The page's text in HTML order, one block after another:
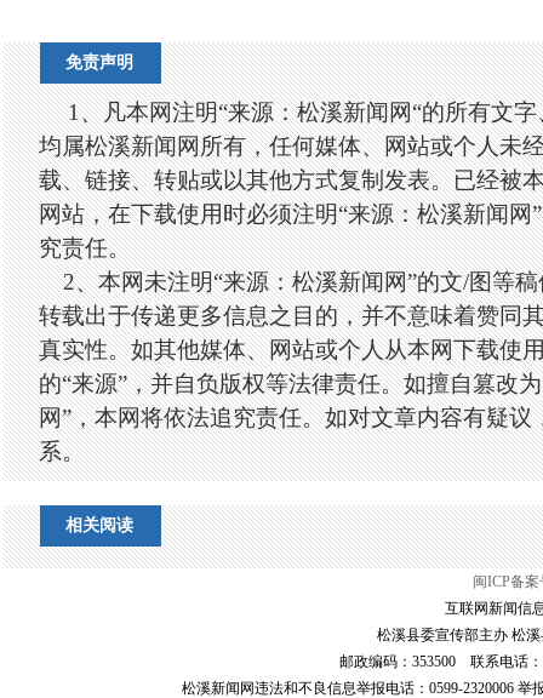
免责声明
1、凡本网注明“来源：松溪新闻网“的所有文
均属松溪新闻网所有，任何媒体、网站或个人未
载、链接、转贴或以其他方式复制发表。已经被
网站，在下载使用时必须注明“来源：松溪新闻网
究责任。
2、本网未注明“来源：松溪新闻网”的文/图等稿
转载出于传递更多信息之目的，并不意味着赞同
真实性。如其他媒体、网站或个人从本网下载使
的“来源”，并自负版权等法律责任。如擅自篡改
网”，本网将依法追究责任。如对文章内容有疑议
系。
相关阅读
闽ICP备案
互联网新闻信
松溪县委宣传部主办 松
邮政编码：353500 联系电话：
松溪新闻网违法和不良信息举报电话：0599-2320006 举